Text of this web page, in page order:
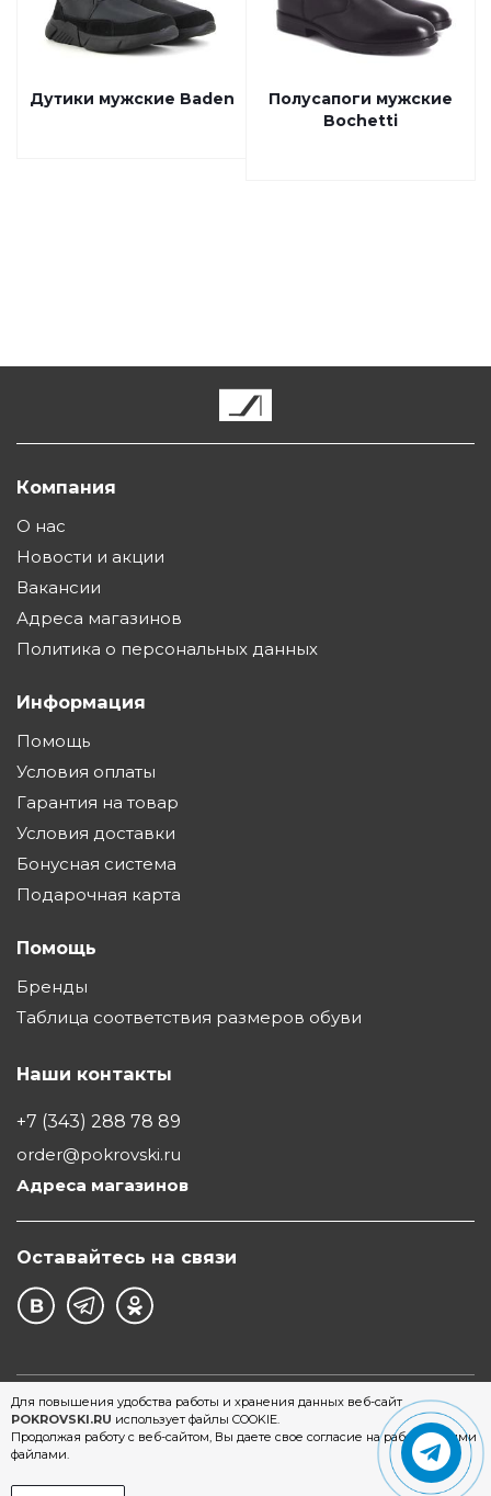
Для повышения удобства работы и хранения данных веб-сайт
POKROVSKI.RU использует файлы COOKIE.
Продолжая работу с веб-сайтом, Вы даете свое согласие на работу с этими
файлами.
Дутики мужские Baden
Полусапоги мужские
Bochetti
Компания
О нас
Новости и акции
Вакансии
Адреса магазинов
Политика о персональных данных
Информация
Помощь
Условия оплаты
Гарантия на товар
Условия доставки
Бонусная система
Подарочная карта
Помощь
Бренды
Таблица соответствия размеров обуви
Наши контакты
+7 (343) 288 78 89
order@pokrovski.ru
Адреса магазинов
Оставайтесь на связи
©1997 - 2026 Обувной Дом "Покровский" - сеть
магазинов обуви в Екатеринбурге